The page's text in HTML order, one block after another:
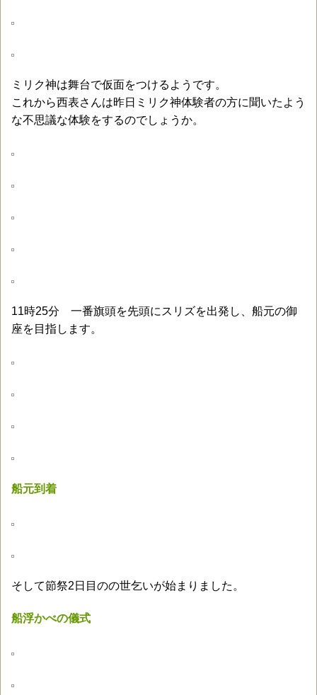
ミリク神は舞台で仮面をつけるようです。
これから西表さんは昨日ミリク神体験者の方に聞いたよう
な不思議な体験をするのでしょうか。
11時25分 一番旗頭を先頭にスリズを出発し、船元の御
座を目指します。
船元到着
そして節祭2日目のの世乞いが始まりました。
船浮かべの儀式